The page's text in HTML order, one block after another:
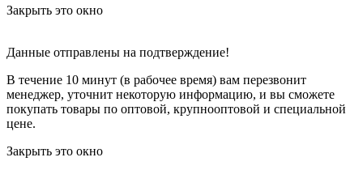
Закрыть это окно
Данные отправлены на подтверждение!
В течение 10 минут (в рабочее время) вам перезвонит
менеджер, уточнит некоторую информацию, и вы сможете
покупать товары по оптовой, крупнооптовой и специальной
цене.
Закрыть это окно